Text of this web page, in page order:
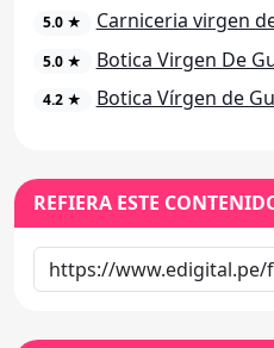
5.0 ★ Carniceria virgen
5.0 ★ Botica Virgen De
4.2 ★ Botica Vírgen de
REFIERA ESTE